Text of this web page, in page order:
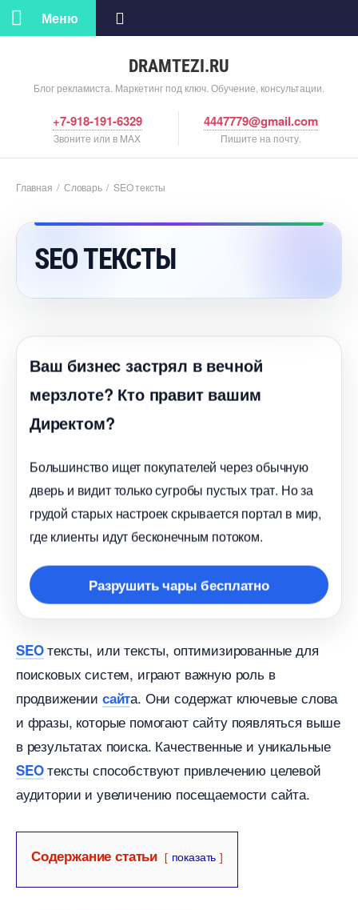
DRAMTEZI.RU
Блог рекламиста. Маркетинг под ключ. Обучение, консультации.
Меню
+7-918-191-6329
Звоните или в MAX
4447779@gmail.com
Пишите на почту.
Главная / Словарь/ SEO тексты
SEO ТЕКСТЫ
аш бизнес застрял в вечной
мерзлоте? Кто правит вашим
Директом?
Большинство ищет покупателей через обычную
дверь и видит только сугробы пустых трат. Но за
рудой старых настроек скрывается портал в мир,
де клиенты идут бесконечным потоком.
Разрушить чары бесплатно
SEOтексты, или тексты, оптимизированные для
поисковых систем, играют важную роль
продвижении сайта. Они содержат ключевые слова
и фразы, которые помогают сайту появляться выше
результатах поиска.​ Качественные и уникальные
SEOтексты способствуют привлечению целевой
аудитории и увеличению посещаемости сайта.
Содержание статьи показать